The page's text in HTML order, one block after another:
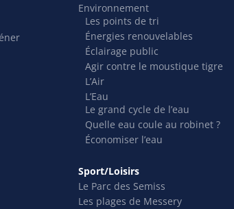
Environnement
Les points de tri
Énergies renouvelables
Éclairage public
Agir contre le moustique tigre
L’Air
L’Eau
Le grand cycle de l’eau
Quelle eau coule au robinet ?
Économiser l’eau
Sport/Loisirs
Le Parc des Semiss
Les plages de Messery